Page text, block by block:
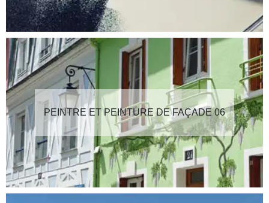
PEINTRE ET PEINTURE DE FAÇADE 06